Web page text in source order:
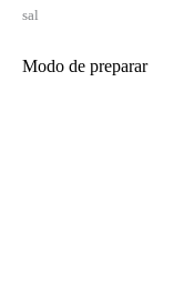
sal
Modo de preparar